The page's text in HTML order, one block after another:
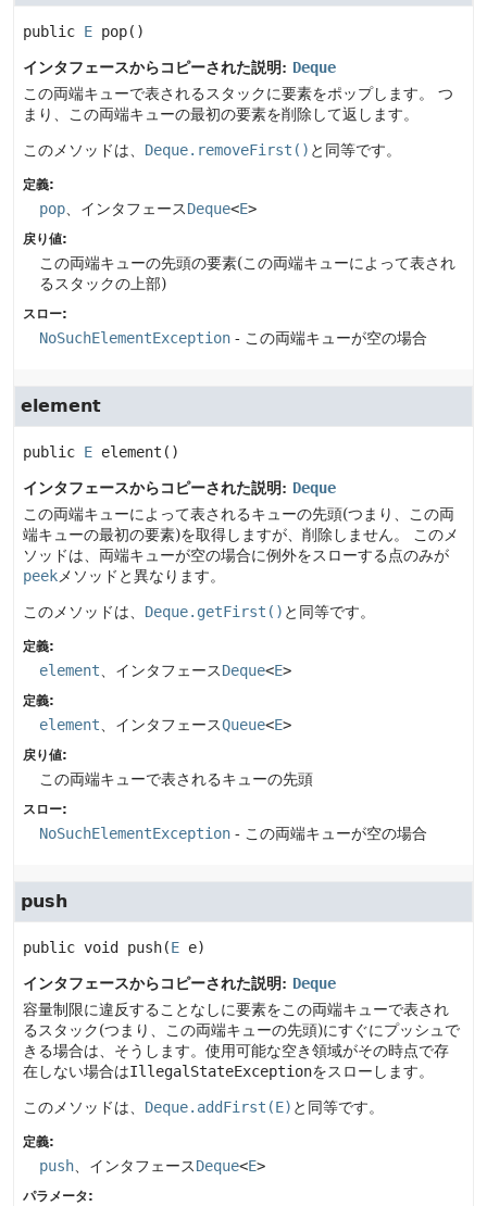
public E pop()
インタフェースからコピーされた説明: Deque
この両端キューで表されるスタックに要素をポップします。
つ
まり、この両端キューの最初の要素を削除して返します。
このメソッドは、 Deque.removeFirst() と同等です。
定義:
pop 、インタフェースDeque<E>
戻り値:
この両端キューの先頭の要素(この両端キューによって表され
るスタックの上部)
スロー:
NoSuchElementException - この両端キューが空の場合
element
public E element ()
インタフェースからコピーされた説明: Deque
この両端キューによって表されるキューの先頭(つまり、この両
端キューの最初の要素)を取得しますが、削除しません。
このメ
ソッドは、両端キューが空の場合に例外をスローする点のみが
peek メソッドと異なります。
このメソッドは、 Deque.getFirst() と同等です。
定義:
element 、インタフェースDeque<E>
定義:
element 、インタフェースQueue<E>
戻り値:
この両端キューで表されるキューの先頭
スロー:
NoSuchElementException - この両端キューが空の場合
push
public void push(E e)
インタフェースからコピーされた説明: Deque
容量制限に違反することなしに要素をこの両端キューで表され
るスタック(つまり、この両端キューの先頭)にすぐにプッシュで
きる場合は、そうします。使用可能な空き領域がその時点で存
在しない場合はIllegalStateExceptionをスローします。
このメソッドは、 Deque.addFirst(E) と同等です。
定義:
push 、インタフェースDeque<E>
パラメータ: